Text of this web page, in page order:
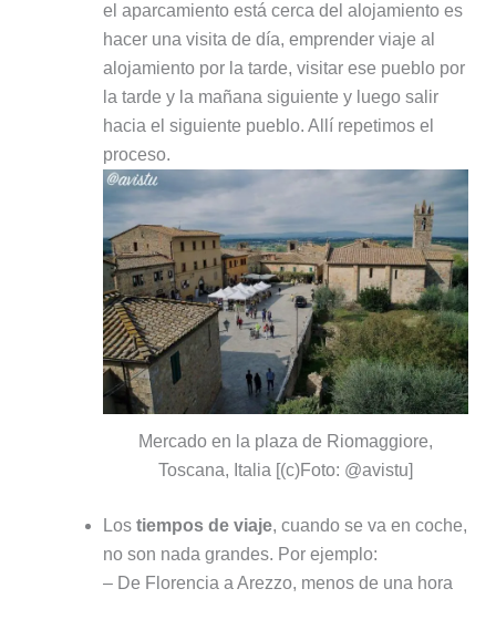
el aparcamiento está cerca del alojamiento es
hacer una visita de día, emprender viaje al
alojamiento por la tarde, visitar ese pueblo por
la tarde y la mañana siguiente y luego salir
hacia el siguiente pueblo. Allí repetimos el
proceso.
Mercado en la plaza de Riomaggiore,
Toscana, Italia [(c)Foto: @avistu]
Los tiempos de viaje, cuando se va en coche,
no son nada grandes. Por ejemplo:
– De Florencia a Arezzo, menos de una hora